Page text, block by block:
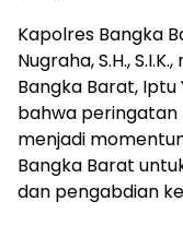
Kapolres Bangka
Nugraha, S.H.,
Bangka Barat,
bahwa peringatan
menjadi
Bangka Barat
dan pengabdian